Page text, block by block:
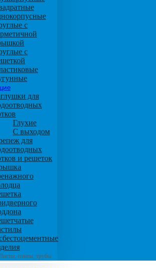
с
с
для
Глухие
С выходом
для
и решеток
плиты, трубы